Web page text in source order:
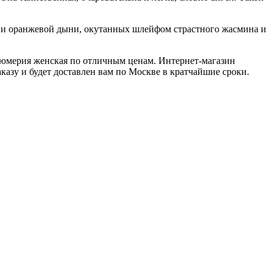
и оранжевой дыни, окутанных шлейфом страстного жасмина и
женская по отличным ценам. Интернет-магазин
и будет доставлен вам по Москве в кратчайшие сроки.